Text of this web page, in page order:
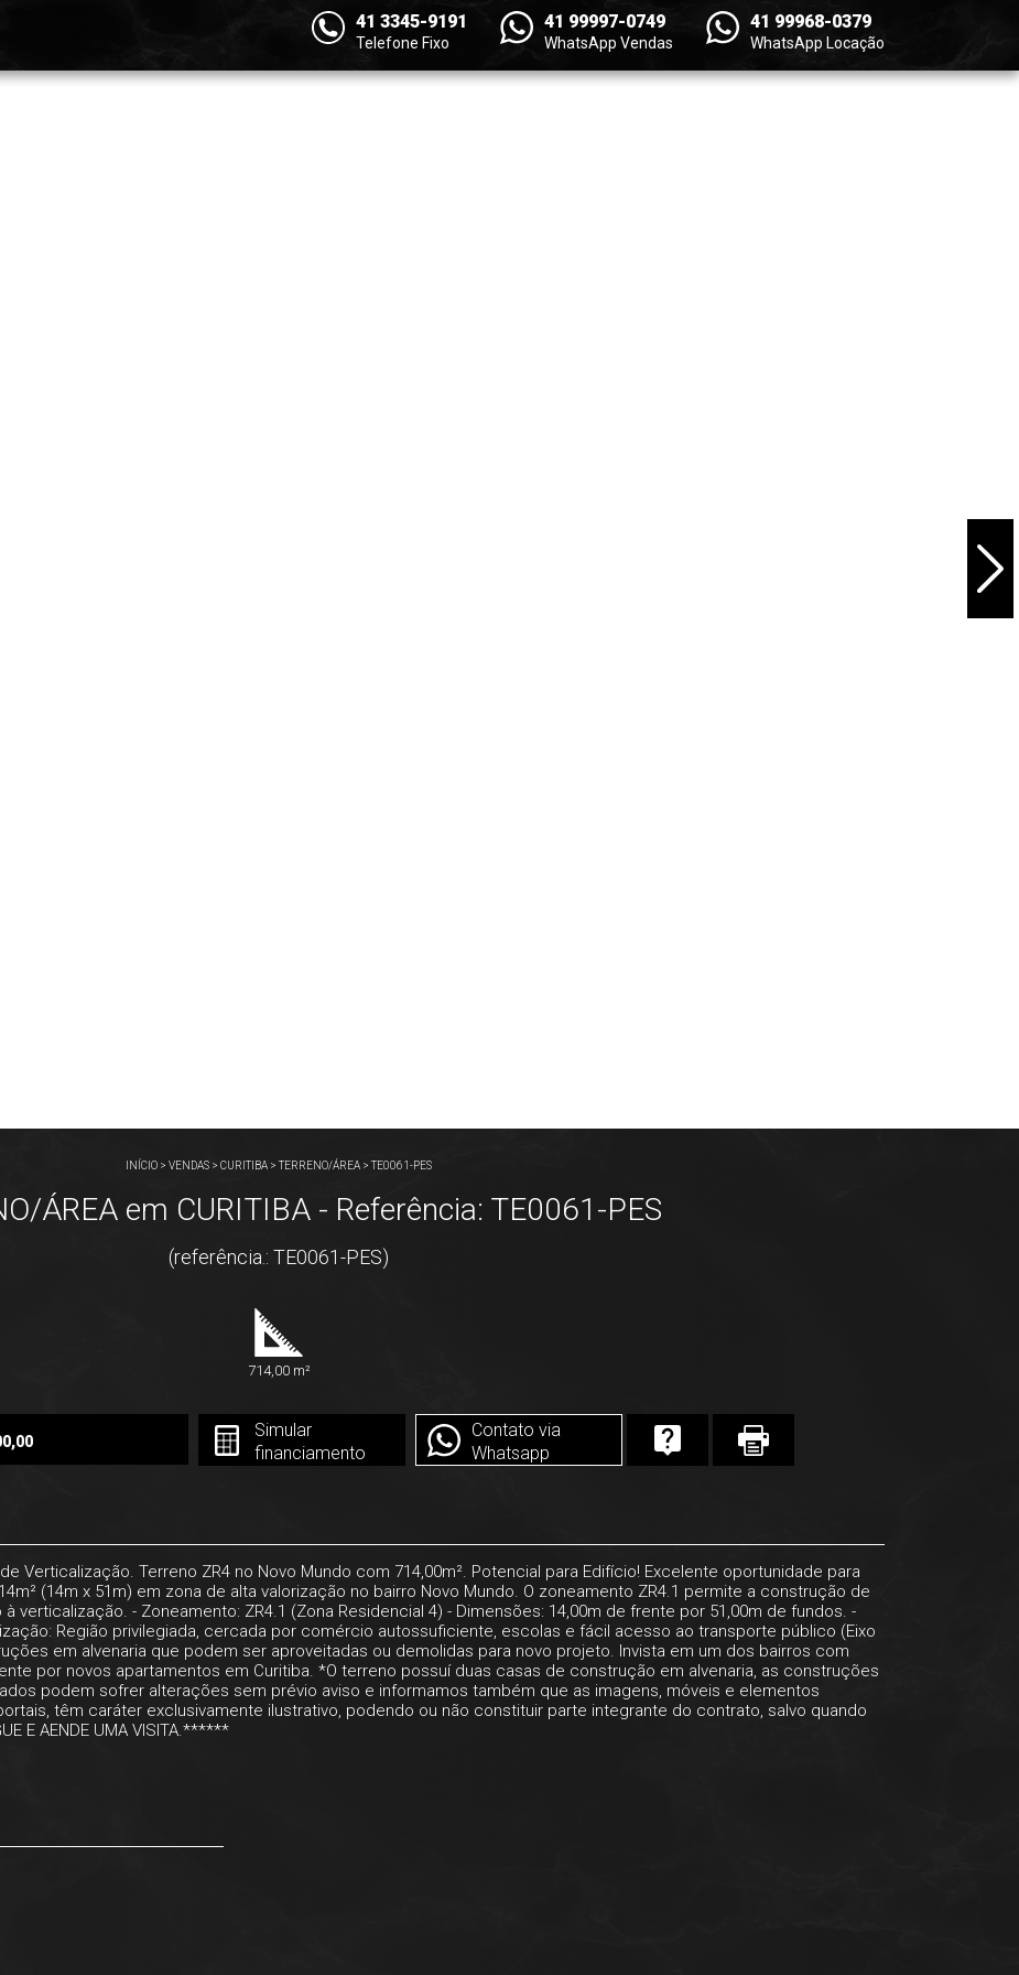
41 3345-9191
Telefone Fixo
41 99997-0749
WhatsApp Vendas
41 99968-0379
WhatsApp Locação
INÍCIO > VENDAS > CURITIBA >TERRENO/ÁREA >TE0061-PES
ÁREA em CURITIBA - Referência: TE0061-PES
(referência.: TE0061-PES)
714,00 m²
Simular
financiamento
Contato via
Whatsapp
Verticalização. Terreno ZR4 no Novo Mundo com 714,00m². Potencial para Edifício! Excelente oportunidade para
(14m x 51m) em zona de alta valorização no bairro Novo Mundo. O zoneamento ZR4.1 permite a construção de
verticalização. - Zoneamento: ZR4.1 (Zona Residencial 4) - Dimensões: 14,00m de frente por 51,00m de fundos. -
Região privilegiada, cercada por comércio autossuficiente, escolas e fácil acesso ao transporte público (Eixo
em alvenaria que podem ser aproveitadas ou demolidas para novo projeto. Invista em um dos bairros com
por novos apartamentos em Curitiba. *O terreno possuí duas casas de construção em alvenaria, as construções
podem sofrer alterações sem prévio aviso e informamos também que as imagens, móveis e elementos
têm caráter exclusivamente ilustrativo, podendo ou não constituir parte integrante do contrato, salvo quando
E AENDE UMA VISITA.******